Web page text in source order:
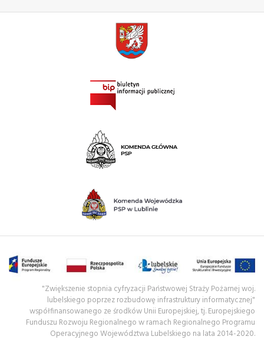
"Zwiększenie stopnia cyfryzacji Państwowej Straży Pożarnej woj.
lubelskiego poprzez rozbudowę infrastruktury informatycznej"
współfinansowanego ze środków Unii Europejskiej, tj. Europejskiego
Funduszu Rozwoju Regionalnego w ramach Regionalnego Programu
Operacyjnego Województwa Lubelskiego na lata 2014-2020.